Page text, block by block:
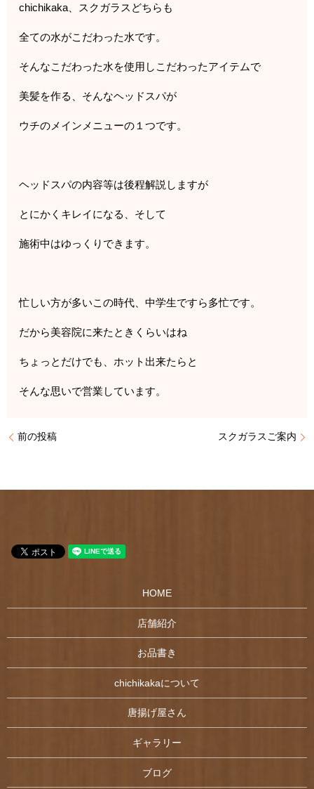
chichikaka、スクガラスどちらも
全ての水がこだわった水です。
そんなこだわった水を使用しこだわったアイテムで
美髪を作る、そんなヘッドスパが
ウチのメインメニューの１つです。
ヘッドスパの内容等は後程解説しますが
とにかくキレイになる、そして
施術中はゆっくりできます。
忙しい方が多いこの時代、中学生ですら多忙です。
だから美容院に来たときくらいはね
ちょっとだけでも、ホット出来たらと
そんな思いで営業しています。
前の投稿 スクガラスご案内
HOME
店舗紹介
お品書き
chichikakaについて
唐揚げ屋さん
ギャラリー
ブログ